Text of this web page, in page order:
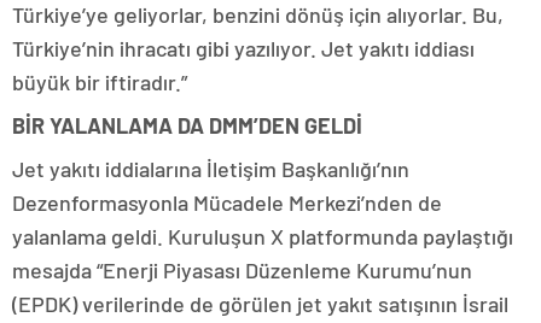
Türkiye’ye geliyorlar, benzini dönüş için alıyorlar. Bu,
Türkiye’nin ihracatı gibi yazılıyor. Jet yakıtı iddiası
büyük bir iftiradır.”
BİR YALANLAMA DA DMM’DEN GELDİ
Jet yakıtı iddialarına İletişim Başkanlığı’nın
Dezenformasyonla Mücadele Merkezi’nden de
yalanlama geldi. Kuruluşun X platformunda paylaştığı
mesajda “Enerji Piyasası Düzenleme Kurumu’nun
(EPDK) verilerinde de görülen jet yakıt satışının İsrail